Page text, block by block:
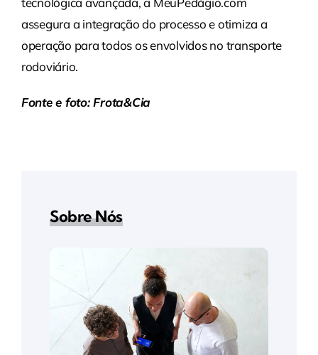
assegura a integração do processo e otimiza a
operação para todos os envolvidos no transporte
rodoviário.
Fonte e foto: Frota&Cia
Sobre Nós